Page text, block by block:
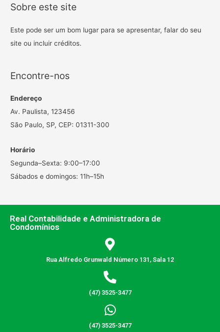
Sobre este site
Este pode ser um bom lugar para se apresentar, falar do seu
site ou incluir créditos.
Encontre-nos
Endereço
Av. Paulista, 123456
São Paulo, SP, CEP: 01311-300
Horário
Segunda–Sexta: 9:00–17:00
Sábados e domingos: 11h–15h
Real Contabilidade e Administradora de
Condomínios
Rua Alfredo Grunwald Número 131, Sala 12
(47) 3525-3477
(47) 3525-3477